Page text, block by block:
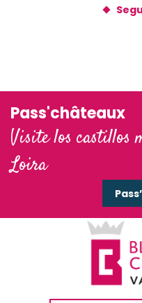
Tour-en-Sologne
Pass'châteaux
Visite los castillos
Loira